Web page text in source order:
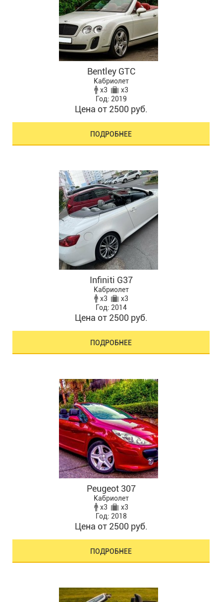
Bentley GTC
Кабриолет
x3
x3
Год: 2019
Цена от 2500 руб.
ПОДРОБНЕЕ
Infiniti G37
Кабриолет
x3
x3
Год: 2014
Цена от 2500 руб.
ПОДРОБНЕЕ
Peugeot 307
Кабриолет
x3
x3
Год: 2018
Цена от 2500 руб.
ПОДРОБНЕЕ